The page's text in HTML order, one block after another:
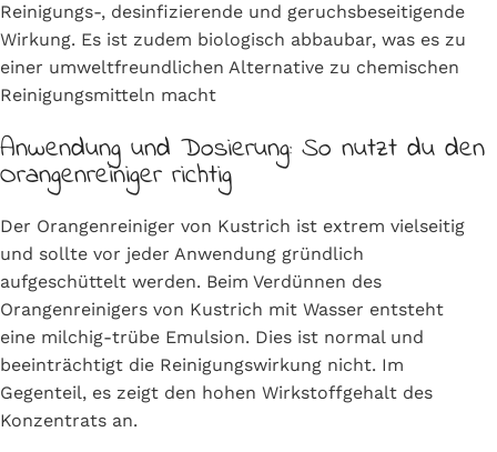
Reinigungs-, desinfizierende und geruchsbeseitigende
Wirkung. Es ist zudem biologisch abbaubar, was es zu
einer umweltfreundlichen Alternative zu chemischen
Reinigungsmitteln macht
Anwendung und Dosierung: So nutzt du den
Orangenreiniger richtig
Der Orangenreiniger von Kustrich ist extrem vielseitig
und sollte vor jeder Anwendung gründlich
aufgeschüttelt werden. Beim Verdünnen des
Orangenreinigers von Kustrich mit Wasser entsteht
eine milchig-trübe Emulsion. Dies ist normal und
beeinträchtigt die Reinigungswirkung nicht. Im
Gegenteil, es zeigt den hohen Wirkstoffgehalt des
Konzentrats an.